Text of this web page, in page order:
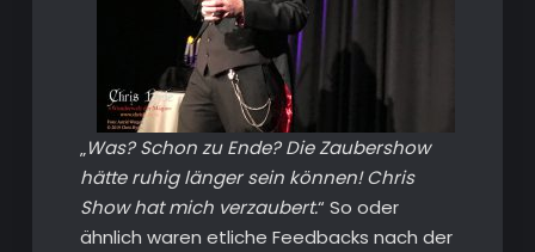
„Was? Schon zu Ende? Die Zaubershow
hätte ruhig länger sein können! Chris
Show hat mich verzaubert.“ So oder
ähnlich waren etliche Feedbacks nach der